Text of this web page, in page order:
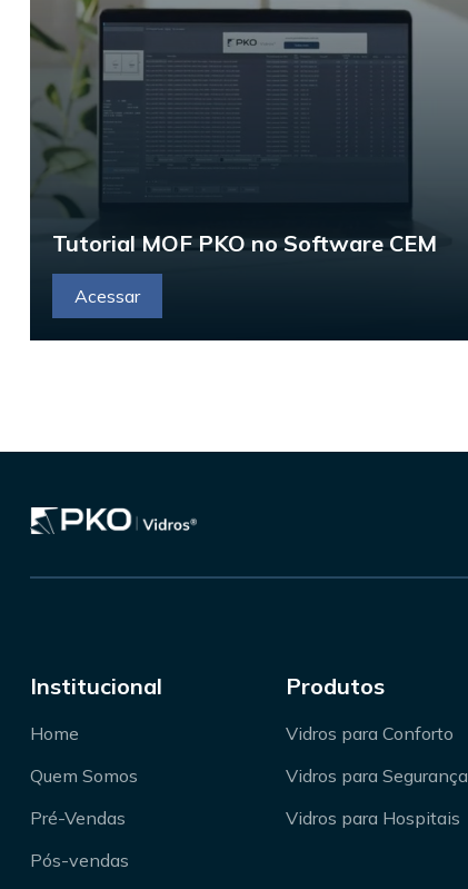
Tutorial MOF PKO no Software CEM
Acessar
Institucional
Home
Quem Somos
Pré-Vendas
Pós-vendas
Produtos
Vidros para Conforto
Vidros para Segurança
Vidros para Hospitais